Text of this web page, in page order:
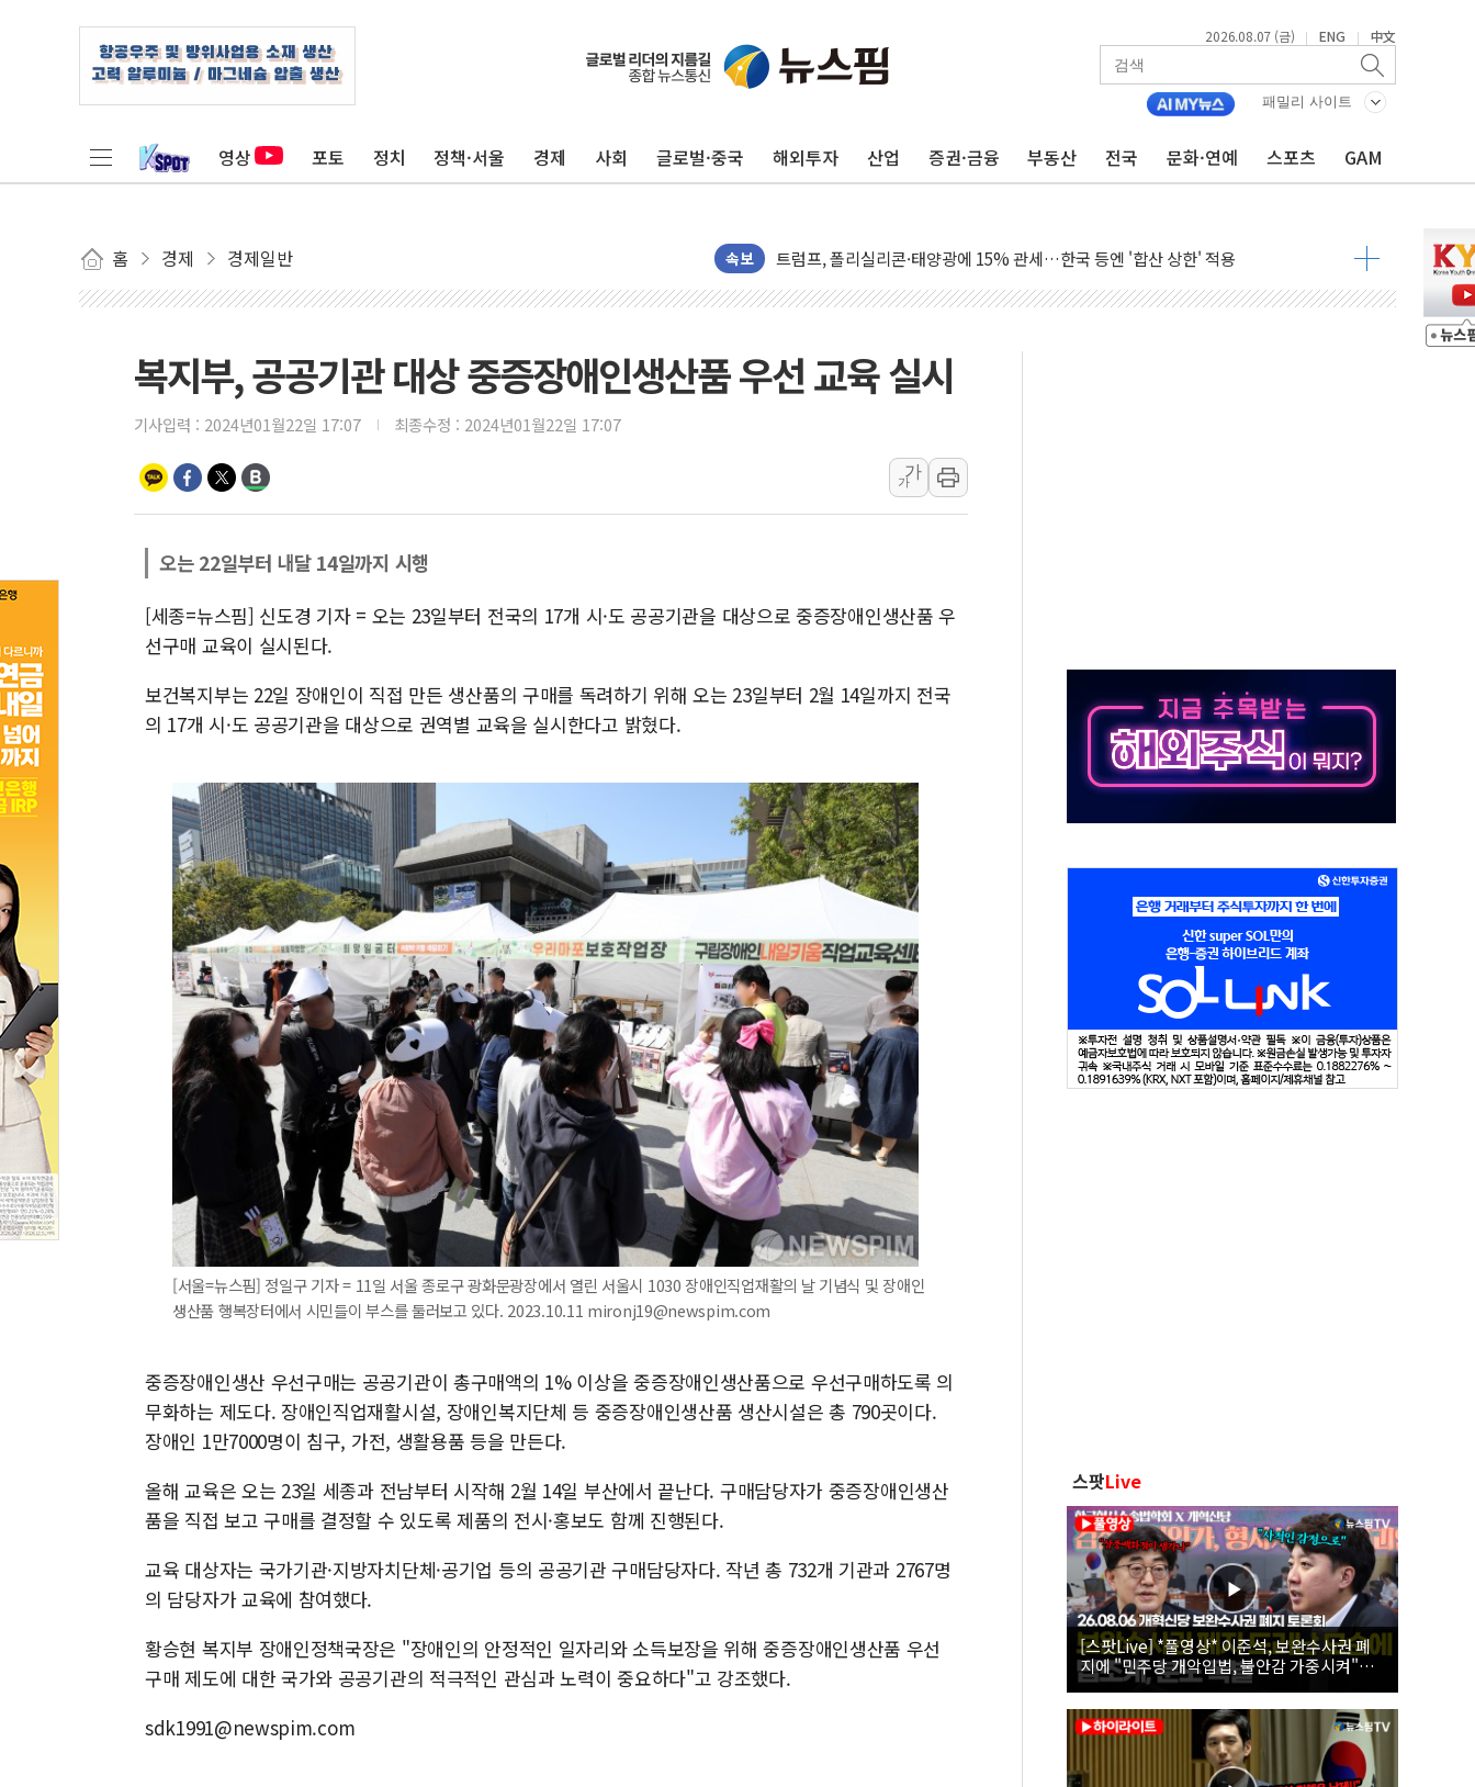
2026.08.07 (금) | ENG | 中文
패밀리 사이트
영상 포토 정치 정책·서울 경제 사회 글로벌·중국 해외투자 산업 증권·금융 부동산 전국 문화·연예 스포츠 GAM
홈 경제 경제일반 속보
카드사 고객 유입 창구 된 '트래블카드'…휴가철 넘어 장기 고객 묶는다
트럼프, 폴리실리콘·태양광에 15% 관세…한국 등엔 '합산 상한' 적용
[채권/외환] 국제유가 급등에 미 국채금리·달러 동반 상승…시장, 美 고용지표 촉각
트럼프 "이란전 조만간 끝날 것"…군수품 부족설 일축 "막대한 무기 보유"
현대리바트, 원가 개선으로 실적 방어…다음 과제는 '외형 확대'
[금/유가] 이란의 호르무즈 해협 통항 제한 검토에 유가 3% 급등…금값 보합
뉴욕증시, 유가·금리 부담에 하락…다우 5거래일 랠리 '마침표'
李대통령, 오늘 오후 2시 부동산정책 2차 점검회의…주택 공급 대책 막바지 조율
[오늘의 국회일정] 상임위·세미나·기자회견·주요 정당 - 8월 7일
이란, 美·이스라엘 선박 호르무즈 통항 제한 추진…美 "통행 막을 권한 없어"
유럽증시, 견조한 실적 소화하며 대부분 상승… "2분기 기업 순이익 21% 증가" 전망
리투아니아 국방 "러, 우크라 드론으로 나토 회원국 공격 검토… 거짓 깃발 작전"
구광모, 내주 실리콘밸리서 젠슨 황 재회…로봇·AI 데이터센터·모빌리티 구체화
복지부, 공공기관 대상 중증장애인생산품 우선 교육 실시
기사입력 : 2024년01월22일 17:07 최종수정 : 2024년01월22일 17:07
가
가
오는 22일부터 내달 14일까지 시행
[세종=뉴스핌] 신도경 기자 = 오는 23일부터 전국의 17개 시·도 공공기관을 대상으로 중증장애인생산품 우
선구매 교육이 실시된다.
보건복지부는 22일 장애인이 직접 만든 생산품의 구매를 독려하기 위해 오는 23일부터 2월 14일까지 전국
의 17개 시·도 공공기관을 대상으로 권역별 교육을 실시한다고 밝혔다.
[서울=뉴스핌] 정일구 기자 = 11일 서울 종로구 광화문광장에서 열린 서울시 1030 장애인직업재활의 날 기념식 및 장애인
생산품 행복장터에서 시민들이 부스를 둘러보고 있다. 2023.10.11 mironj19@newspim.com
중증장애인생산 우선구매는 공공기관이 총구매액의 1% 이상을 중증장애인생산품으로 우선구매하도록 의
무화하는 제도다. 장애인직업재활시설, 장애인복지단체 등 중증장애인생산품 생산시설은 총 790곳이다.
장애인 1만7000명이 침구, 가전, 생활용품 등을 만든다.
올해 교육은 오는 23일 세종과 전남부터 시작해 2월 14일 부산에서 끝난다. 구매담당자가 중증장애인생산
품을 직접 보고 구매를 결정할 수 있도록 제품의 전시·홍보도 함께 진행된다.
교육 대상자는 국가기관·지방자치단체·공기업 등의 공공기관 구매담당자다. 작년 총 732개 기관과 2767명
의 담당자가 교육에 참여했다.
황승현 복지부 장애인정책국장은 "장애인의 안정적인 일자리와 소득보장을 위해 중증장애인생산품 우선
구매 제도에 대한 국가와 공공기관의 적극적인 관심과 노력이 중요하다"고 강조했다.
sdk1991@newspim.com
스팟Live
[스팟Live] *풀영상* 이준석, 보완수사권 폐
지에 "민주당 개악입법, 불안감 가중시켜"｜
26.08.06 개혁신당 보완수사권 폐지 토론회